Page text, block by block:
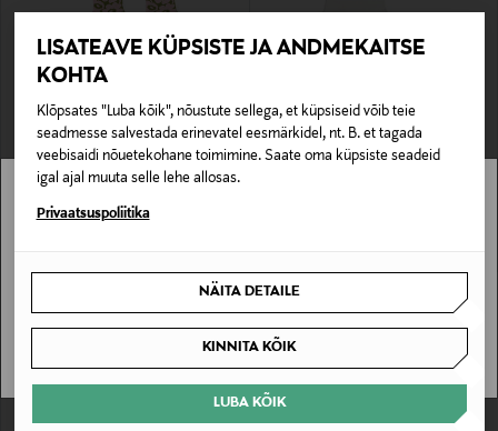
LISATEAVE KÜPSISTE JA ANDMEKAITSE
KOHTA
Klõpsates "Luba kõik", nõustute sellega, et küpsiseid võib teie
seadmesse salvestada erinevatel eesmärkidel, nt. B. et tagada
veebisaidi nõuetekohane toimimine. Saate oma küpsiste seadeid
igal ajal muuta selle lehe allosas.
Privaatsuspoliitika
NÄITA DETAILE
KINNITA KÕIK
LUBA KÕIK
EELIS KUPONGIGA
MARIMEKKO
Sokid Makeinen Unikko
Original Price
16,00 €
EELIS KUPONGIGA
MARIMEKKO
Sokid Umika Unikko
Stockmann pole Sinu riigis saadaval.
SAAN ARU